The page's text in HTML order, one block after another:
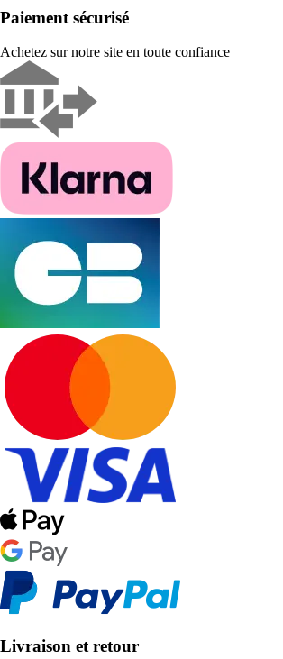
Paiement sécurisé
Achetez sur notre site en toute confiance
Livraison et retour